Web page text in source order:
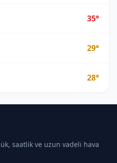
35°
29°
28°
saatlik ve uzun vadeli hava